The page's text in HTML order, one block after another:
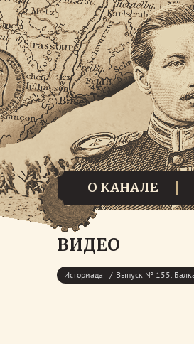
О КАНАЛЕ
ВИДЕО
Историада Выпуск № 155.